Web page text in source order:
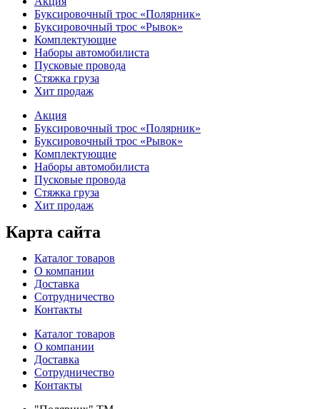
Буксировочный трос «Полярник»
Буксировочный трос «Рывок»
Комплектующие
Наборы автомобилиста
Пусковые провода
Стяжка груза
Хит продаж
Акция
Буксировочный трос «Полярник»
Буксировочный трос «Рывок»
Комплектующие
Наборы автомобилиста
Пусковые провода
Стяжка груза
Хит продаж
Карта сайта
Каталог товаров
О компании
Доставка
Сотрудничество
Контакты
Каталог товаров
О компании
Доставка
Сотрудничество
Контакты